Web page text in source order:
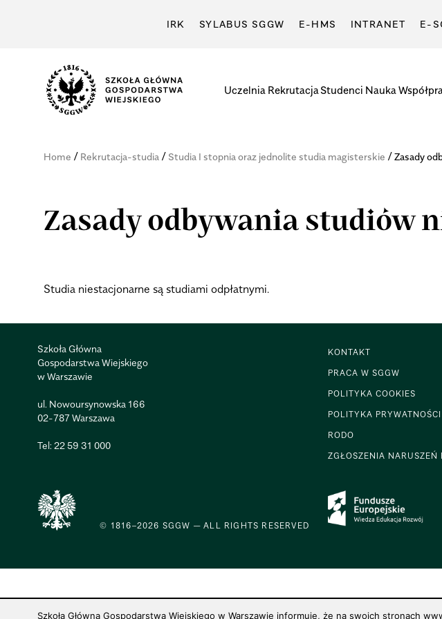
IRK SYLABUS SGGW E-HMS INTRANET E-
Uczelnia Rekrutacja Studenci Nauka
Home / Rekrutacja-studia/ Studia I stopnia oraz jednolite studia magisterskie /Zasady
Zasady odbywania studiów
Studia niestacjonarne są studiami odpłatnymi.
Szkoła Główna
Gospodarstwa Wiejskiego
w Warszawie
ul. Nowoursynowska 166
02-787 Warszawa
Tel: 22 59 31 000
KONTAKT
PRACA W SGGW
POLITYKA COOKIES
POLITYKA
RODO
ZGŁOSZENIA NARUSZEŃ
© 1816–2026 SGGW — ALL RIGHTS RESERVED
Szkoła Główna Gospodarstwa Wiejskiego w Warszawie informuje, że na swoich stronach